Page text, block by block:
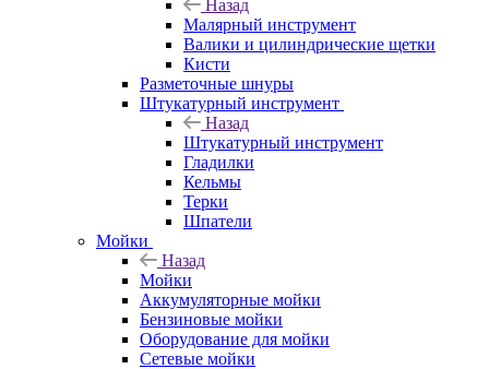
Назад
Малярный инструмент
Валики и цилиндрические щетки
Кисти
Разметочные шнуры
Штукатурный инструмент
Назад
Штукатурный инструмент
Гладилки
Кельмы
Терки
Шпатели
Мойки
Назад
Мойки
Аккумуляторные мойки
Бензиновые мойки
Оборудование для мойки
Сетевые мойки